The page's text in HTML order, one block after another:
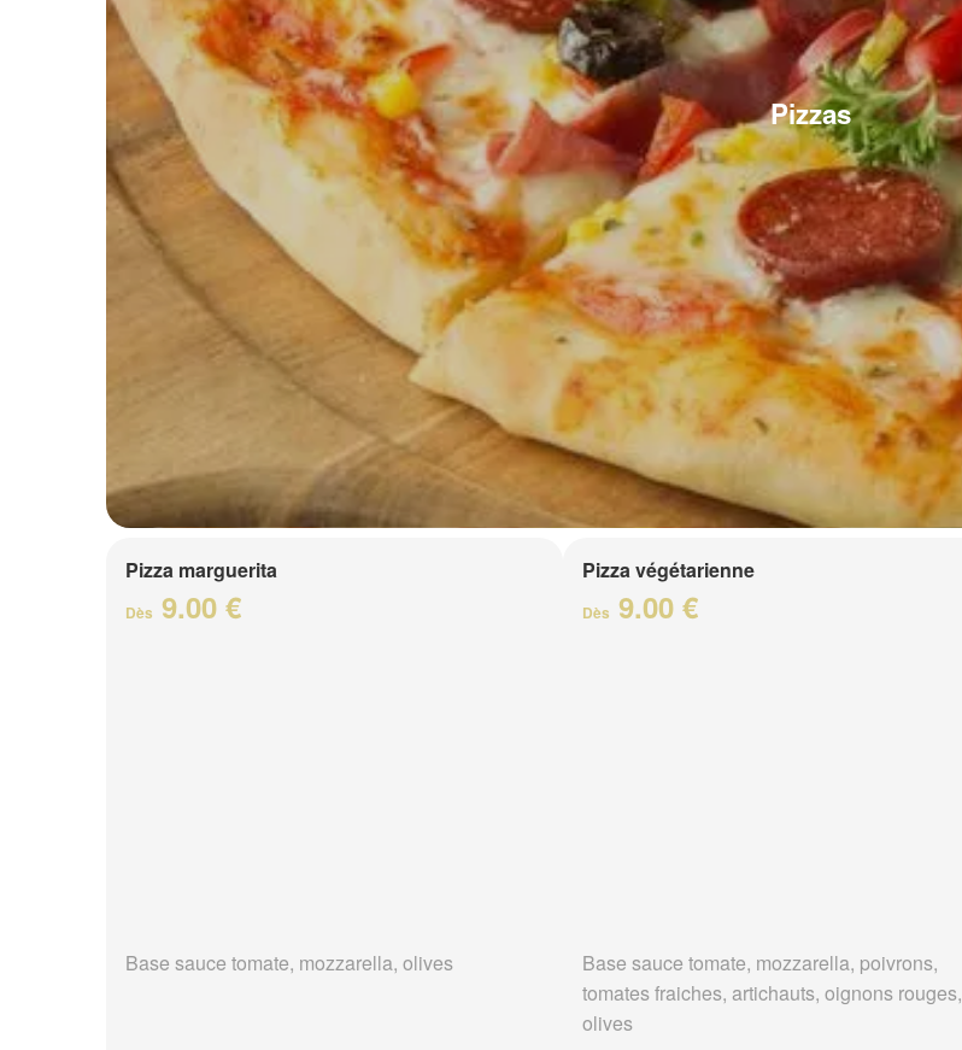
Pizzas
Pizza marguerita
Dès 9.00 €
Base sauce tomate, mozzarella, olives
Pizza végétarienne
Dès 9.00 €
Base sauce tomate, mozzarella, poivrons,
tomates fraiches, artichauts, oignons rouges,
olives